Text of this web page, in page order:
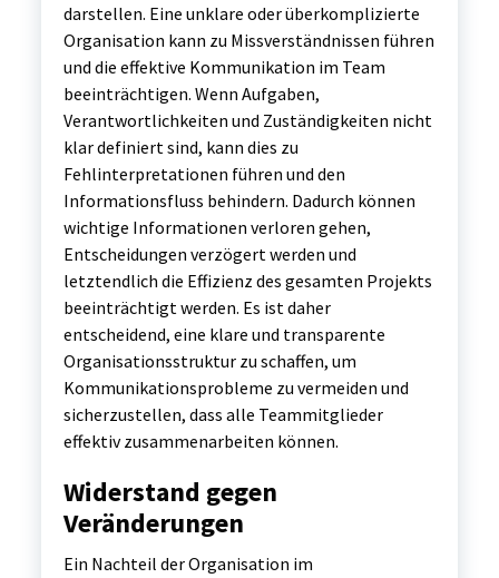
darstellen. Eine unklare oder überkomplizierte
Organisation kann zu Missverständnissen führen
und die effektive Kommunikation im Team
beeinträchtigen. Wenn Aufgaben,
Verantwortlichkeiten und Zuständigkeiten nicht
klar definiert sind, kann dies zu
Fehlinterpretationen führen und den
Informationsfluss behindern. Dadurch können
wichtige Informationen verloren gehen,
Entscheidungen verzögert werden und
letztendlich die Effizienz des gesamten Projekts
beeinträchtigt werden. Es ist daher
entscheidend, eine klare und transparente
Organisationsstruktur zu schaffen, um
Kommunikationsprobleme zu vermeiden und
sicherzustellen, dass alle Teammitglieder
effektiv zusammenarbeiten können.
Widerstand gegen
Veränderungen
Ein Nachteil der Organisation im